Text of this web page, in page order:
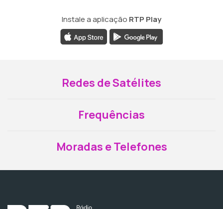
Instale a aplicação RTP Play
Redes de Satélites
Frequências
Moradas e Telefones